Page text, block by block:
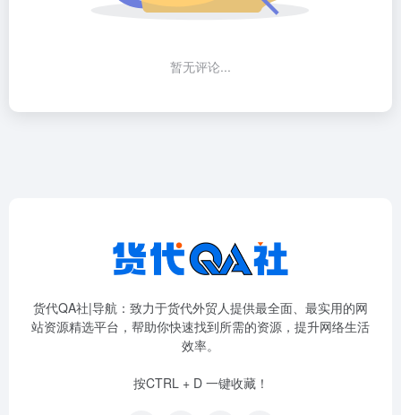
暂无评论...
货代QA社|导航：致力于货代外贸人提供最全面、最实用的网
站资源精选平台，帮助你快速找到所需的资源，提升网络生活
效率。
按CTRL + D 一键收藏！